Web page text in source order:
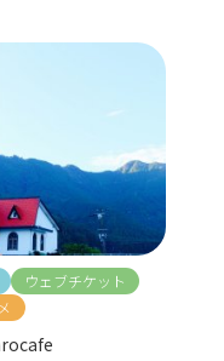
ウェブチケット